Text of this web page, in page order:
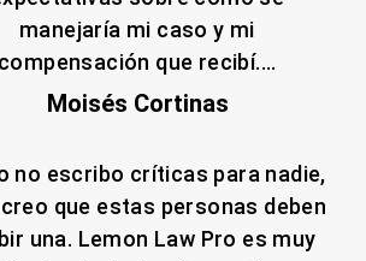
manejaría mi caso y mi
compensación que recibí....
Moisés Cortinas
no escribo críticas para nadie,
que estas personas deben
una. Lemon Law Pro es muy